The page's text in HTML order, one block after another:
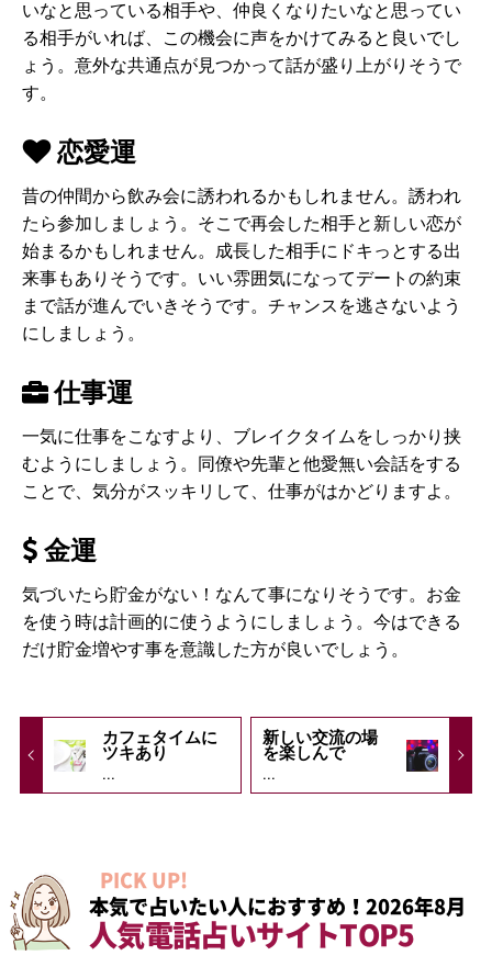
いなと思っている相手や、仲良くなりたいなと思ってい
る相手がいれば、この機会に声をかけてみると良いでし
ょう。意外な共通点が見つかって話が盛り上がりそうで
す。
恋愛運
昔の仲間から飲み会に誘われるかもしれません。誘われ
たら参加しましょう。そこで再会した相手と新しい恋が
始まるかもしれません。成長した相手にドキっとする出
来事もありそうです。いい雰囲気になってデートの約束
まで話が進んでいきそうです。チャンスを逃さないよう
にしましょう。
仕事運
一気に仕事をこなすより、ブレイクタイムをしっかり挟
むようにしましょう。同僚や先輩と他愛無い会話をする
ことで、気分がスッキリして、仕事がはかどりますよ。
金運
気づいたら貯金がない！なんて事になりそうです。お金
を使う時は計画的に使うようにしましょう。今はできる
だけ貯金増やす事を意識した方が良いでしょう。
カフェタイムに
ツキあり
...
新しい交流の場
を楽しんで
...
PICK UP!
本気で占いたい人におすすめ！2026年8月
人気電話占いサイトTOP5